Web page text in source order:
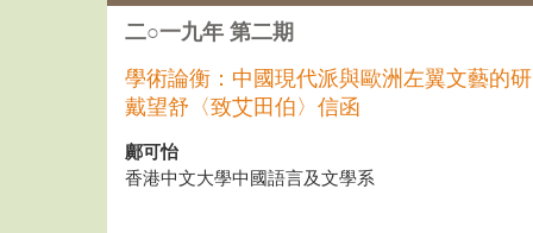
二○一九年 第二期
學術論衡：中國現代派與歐洲左翼文藝的
戴望舒〈致艾田伯〉信函
鄺可怡
香港中文大學中國語言及文學系